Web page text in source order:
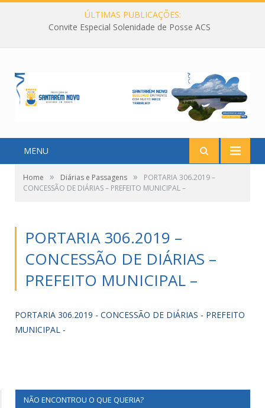
ÚLTIMAS PUBLICAÇÕES:
Convite Especial Solenidade de Posse ACS
MENU
Home » Diárias e Passagens »
PORTARIA 306.2019 –
CONCESSÃO DE DIÁRIAS – PREFEITO MUNICIPAL –
PORTARIA 306.2019 –
CONCESSÃO DE DIÁRIAS –
PREFEITO MUNICIPAL –
PORTARIA 306.2019 - CONCESSÃO DE DIÁRIAS - PREFEITO
MUNICIPAL -
NÃO ENCONTROU O QUE QUERIA?